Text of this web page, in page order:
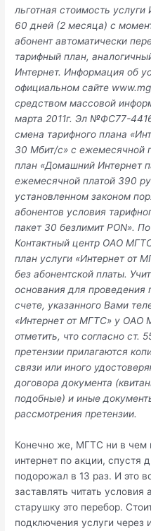
льготная стоимость
60 дней (2 месяца) с
абонент автоматически
тарифный план,
Интернет. Информация об
официальном сайте
средством массовой
марта 2011г. Эл №ФС77-
смена тарифного плана
30 Мбит/с» с ежемесячной
план «Домашний Интернет
ежемесячной платой 390
установленном законом
абонентов условия
пакет 30 безлимит PON».
Контактный центр ОАО
план услуги «Интернет от
без абонентской платы.
основания для проведения
счете, указанного Вами
«Интернет от МГТС» у ОАО
отметить, что согласно ст.
претензии прилагаются
связи или иного
договора документа
подобные) и иные
рассмотрения претензии.
Конечно же, МГТС ни в чем
интернет по акции, спустя
подорожал в 13 раз. И это
заставлять читать
старушку это перебор.
подключения услуги через